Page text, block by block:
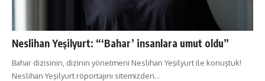
Neslihan Yeşilyurt: “‘Bahar’ insanlara umut oldu”
Bahar dizisinin, dizinin yönetmeni Neslihan Yeşilyurt ile konuştuk!
Neslihan Yeşilyurt röportajını sitemizden…